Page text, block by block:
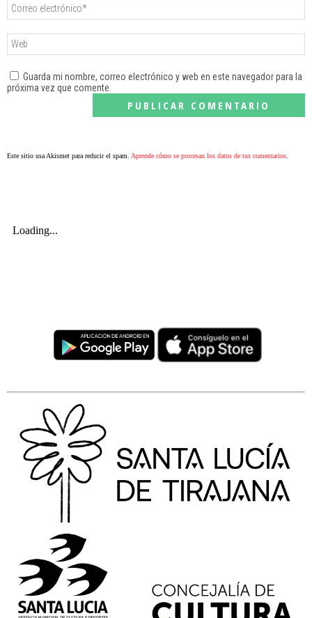
Guarda mi nombre, correo electrónico y web en este navegador para la
próxima vez que comente.
Este sitio usa Akismet para reducir el spam. Aprende cómo se procesan los datos de tus comentarios